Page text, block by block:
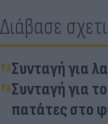
Διάβασε
Συνταγή για
Συνταγή για
πατάτες στο